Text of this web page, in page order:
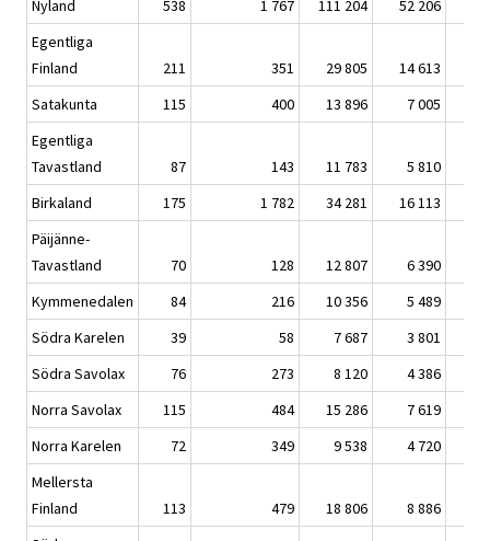
Nyland
538 1 767 111 204
52 206
Egentliga
Finland
211 351 29 805
14 613
Satakunta
115 400 13 896
7 005
Egentliga
Tavastland
87 143 11 783
5 810
Birkaland
175 1 782 34 281
16 113
Päijänne-
Tavastland
70 128 12 807
6 390
Kymmenedalen
84 216 10 356
5 489
Södra Karelen
39 58 7 687
3 801
Södra Savolax
76 273 8 120
4 386
Norra Savolax
115 484 15 286
7 619
Norra Karelen
72 349 9 538
4 720
Mellersta
Finland
113 479 18 806
8 886